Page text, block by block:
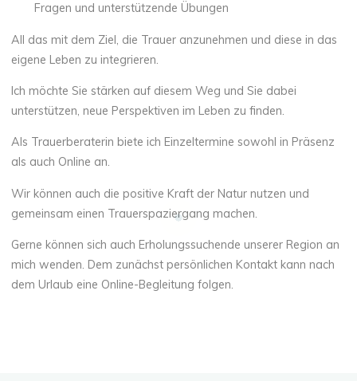
Fragen und unterstützende Übungen
All das mit dem Ziel, die Trauer anzunehmen und diese in das
eigene Leben zu integrieren.
Ich möchte Sie stärken auf diesem Weg und Sie dabei
unterstützen, neue Perspektiven im Leben zu finden.
Als Trauerberaterin biete ich Einzeltermine sowohl in Präsenz
als auch Online an.
Wir können auch die positive Kraft der Natur nutzen und
gemeinsam einen Trauerspaziergang machen.
Gerne können sich auch Erholungssuchende unserer Region an
mich wenden. Dem zunächst persönlichen Kontakt kann nach
dem Urlaub eine Online-Begleitung folgen.